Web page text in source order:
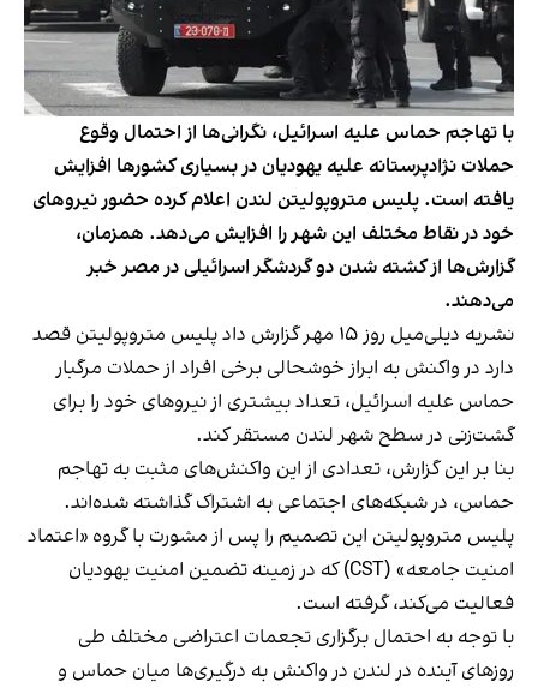
با تهاجم حماس علیه اسرائیل، نگرانی‌ها از احتمال وقوع
حملات نژادپرستانه علیه یهودیان در بسیاری کشورها افزایش
یافته است. پلیس متروپولیتن لندن اعلام کرده حضور نیروهای
خود در نقاط مختلف این شهر را افزایش می‌دهد. همزمان،
گزارش‌ها از کشته شدن دو گردشگر اسرائیلی در مصر خبر
می‌دهند.
نشریه دیلی‌میل روز ۱۵ مهر
گزارش دادپلیس متروپولیتن قصد
دارد در واکنش به ابراز خوشحالی برخی افراد از حملات مرگبار
حماس علیه اسرائیل، تعداد بیشتری از نیروهای خود را برای
گشت‌زنی در سطح شهر لندن مستقر کند.
بنا بر این گزارش، تعدادی از این واکنش‌های مثبت به تهاجم
حماس، در شبکه‌های اجتماعی به اشتراک گذاشته شده‌اند.
پلیس متروپولیتن این تصمیم را پس از مشورت با گروه «اعتماد
امنیت جامعه» (CST) که در زمینه تضمین امنیت یهودیان
فعالیت می‌کند، گرفته است.
با توجه به احتمال برگزاری تجعمات اعتراضی مختلف طی
روزهای آینده در لندن در واکنش به درگیری‌ها میان حماس و